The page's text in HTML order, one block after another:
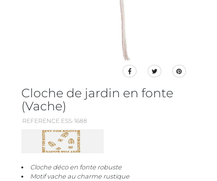
Cloche de jardin en fonte
(Vache)
REFERENCE ESS-1688
Cloche déco en fonte robuste
Motif vache au charme rustique